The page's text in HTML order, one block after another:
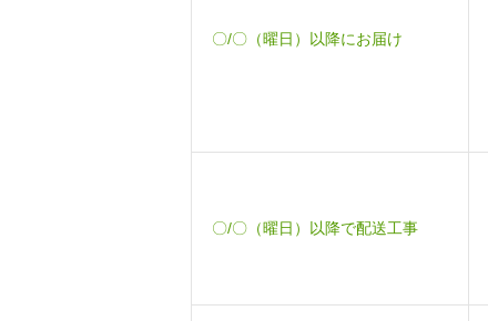
〇/〇（曜日）以降にお届け
〇/〇（曜日）以降で配送工事